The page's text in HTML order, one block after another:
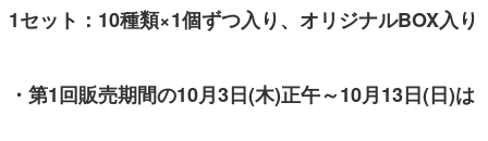
1セット：10種類×1個ずつ入り、オリジナルBOX入り
・第1回販売期間の10月3日(木)正午～10月13日(日)は